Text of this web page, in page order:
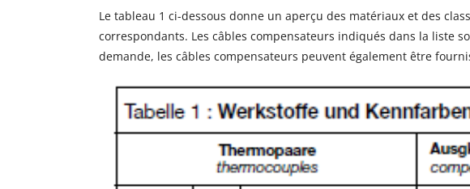
Le tableau 1 ci-dessous donne un aperçu des matériaux et des
correspondants. Les câbles compensateurs indiqués dans la liste
demande, les câbles compensateurs peuvent également être